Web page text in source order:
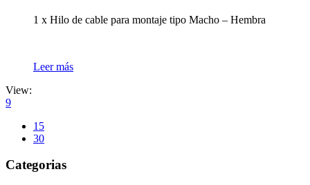
1 x Hilo de cable para montaje tipo Macho – Hembra
Leer más
View:
9
15
30
Categorias